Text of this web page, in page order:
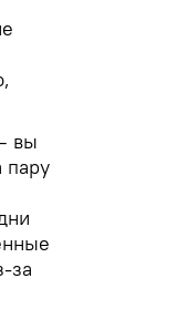
вы
пару
за